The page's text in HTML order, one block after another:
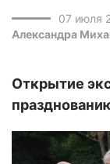
07 июля
Александра
Открытие